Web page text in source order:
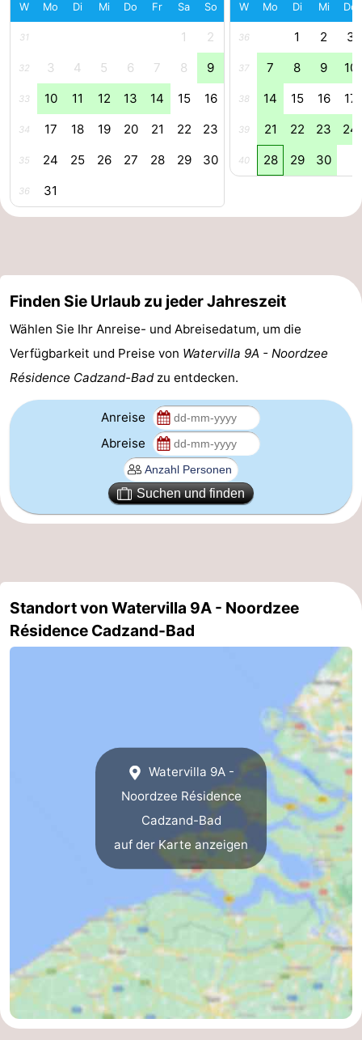
Forum
Route
Parken
Reisebuchshop
Adressen
Region
Veere
-
Zoutelande
-
Middelburg
Zeeuws-
Breskens
-
Sluis
-
Knokke-
Heist
Zeebrugge
-
Blankenberge
-
W Mo Di Mi Do Fr Sa So
31 1 2
32 3 4 5 6 7 8 9
33 10 11 12 13 14 15 16
34 17 18 19 20 21 22 23
35 24 25 26 27 28 29 30
36 31
W Mo Di Mi Do
36 1 2 3
37 7 8 9 10
38 14 15 16 17
39 21 22 23 24
40 28 29 30
Finden Sie Urlaub zu jeder Jahreszeit
Wählen Sie Ihr Anreise- und Abreisedatum, um die
Verfügbarkeit und Preise von Watervilla 9A - Noordzee
Résidence Cadzand-Badzu entdecken.
Anreise
Abreise
Suchen und finden
Standort von Watervilla 9A - Noordzee
Résidence Cadzand-Bad
Watervilla 9A -
Noordzee Résidence
Cadzand-Bad
auf der Karte anzeigen